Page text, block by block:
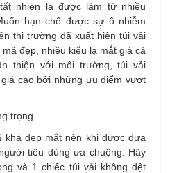
nhiên là được làm từ nhiều
hạn chế được sự ô nhiễm
thị trường đã xuất hiện túi vải
đẹp, nhiều kiểu lạ mắt giá cả
thiện với môi trường, túi vải
cao bởi những ưu điểm vượt
trọng
đẹp mắt nên khi được đưa
tiêu dùng ưa chuộng. Hãy
và 1 chiếc túi vải không dệt